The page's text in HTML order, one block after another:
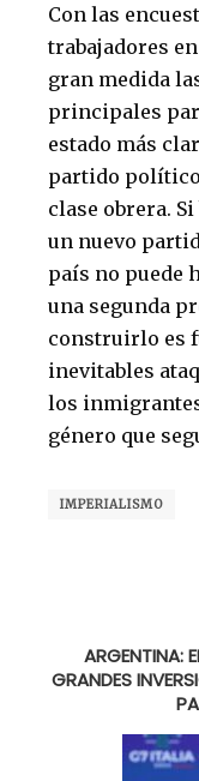
Con las
trabajadores
gran medida
principales
estado más
partido político
clase obrera.
un nuevo
país no puede
una segunda
construirlo es
inevitables
los
género que
IMPERIALISMO
ARGENTINA:
GRANDES